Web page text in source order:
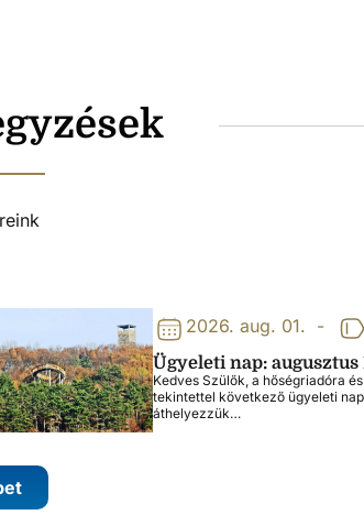
2026. aug. 01. -
Ügyeleti nap: augusztus
Kedves Szülők, a hőségriadóra
tekintettel következő ügyeleti
áthelyezzük…